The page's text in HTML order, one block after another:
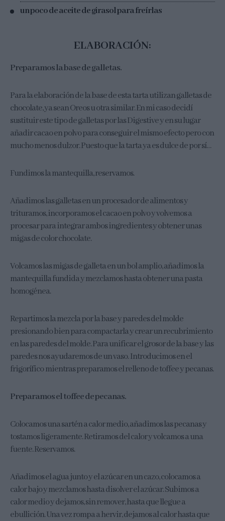
un poco de aceite de girasol para freírlas
ELABORACIÓN:
Preparamos la base de galletas.
Para la elaboración de la base de esta tarta utilizan galletas de
chocolate, ya sean Oreos u otra similar. En mi caso decidí
sustituir este tipo de galletas por las Digestive y en su lugar
añadir cacao en polvo para conseguir el mismo efecto pero con
mucho menos dulzor. Puesto que la tarta ya es dulce de por sí…
Fundimos la mantequilla, reservamos.
Añadimos las galletas en un procesador de alimentos y
trituramos, incorporamos el cacao en polvo y volvemos a
procesar para integrar ambos ingredientes y obtener unas
migas de color chocolate.
Volcamos las migas de galleta en un bol amplio, añadimos la
mantequilla fundida y mezclamos hasta obtener una pasta
homogénea.
Repartimos la mezcla por la base y paredes del molde
presionando bien para compactarla y crear un recubrimiento
en las paredes del molde. Para unificar el grosor de la base y las
paredes nos ayudaremos de un vaso. Introducimos en el
frigorífico mientras preparamos el relleno de toffee y pecanas.
Preparamos el toffee de pecanas.
Colocamos una sartén a calor medio, añadimos las pecanas y
tostamos ligeramente. Retiramos del calor y volcamos a una
fuente. Reservamos.
Añadimos el agua junto y el azúcar en un cazo, colocamos a
calor bajo y mezclamos hasta disolver el azúcar. Subimos a
calor medio y dejamos, sin remover, hasta que llegue a
ebullición. Una vez rompa a hervir, dejamos al calor hasta que